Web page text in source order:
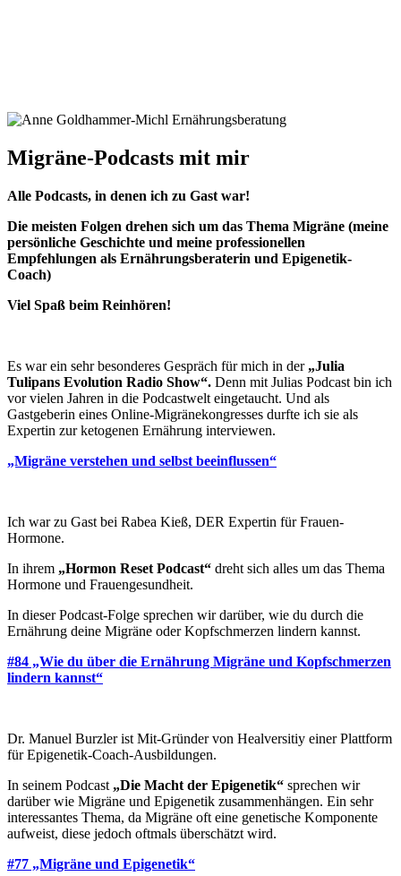
Migräne-Podcasts mit mir
Alle Podcasts, in denen ich zu Gast war!
Die meisten Folgen drehen sich um das Thema Migräne (meine
persönliche Geschichte und meine professionellen
Empfehlungen als Ernährungsberaterin und Epigenetik-
Coach)
Viel Spaß beim Reinhören!
Es war ein sehr besonderes Gespräch für mich in der „Julia
Tulipans Evolution Radio Show“. Denn mit Julias Podcast bin ich
vor vielen Jahren in die Podcastwelt eingetaucht. Und als
Gastgeberin eines Online-Migränekongresses durfte ich sie als
Expertin zur ketogenen Ernährung interviewen.
„Migräne verstehen und selbst beeinflussen“
Ich war zu Gast bei Rabea Kieß, DER Expertin für Frauen-
Hormone.
In ihrem „Hormon Reset Podcast“ dreht sich alles um das Thema
Hormone und Frauengesundheit.
In dieser Podcast-Folge sprechen wir darüber, wie du durch die
Ernährung deine Migräne oder Kopfschmerzen lindern kannst.
#84 „Wie du über die Ernährung Migräne und Kopfschmerzen
lindern kannst“
Dr. Manuel Burzler ist Mit-Gründer von Healversitiy einer Plattform
für Epigenetik-Coach-Ausbildungen.
In seinem Podcast „Die Macht der Epigenetik“ sprechen wir
darüber wie Migräne und Epigenetik zusammenhängen. Ein sehr
interessantes Thema, da Migräne oft eine genetische Komponente
aufweist, diese jedoch oftmals überschätzt wird.
#77 „Migräne und Epigenetik“